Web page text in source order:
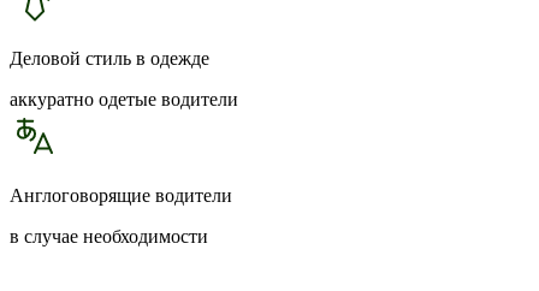
Деловой стиль в одежде
аккуратно одетые водители
Англоговорящие водители
в случае необходимости